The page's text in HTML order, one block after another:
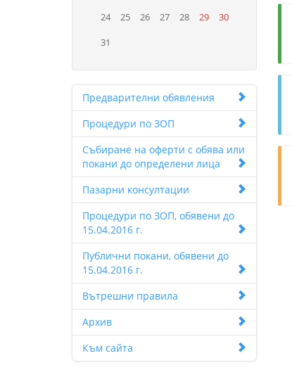
24
25 26 27 28 29
30
31
Предварителни обявления
Процедури по ЗОП
Събиране на оферти с обява или
покани до определени лица
Пазарни консултации
Процедури по ЗОП, обявени до
15.04.2016 г.
Публични покани, обявени до
15.04.2016 г.
Вътрешни правила
Архив
Към сайта